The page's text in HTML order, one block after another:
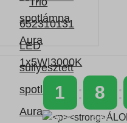
1
NAPOK
8
ÓRÁK